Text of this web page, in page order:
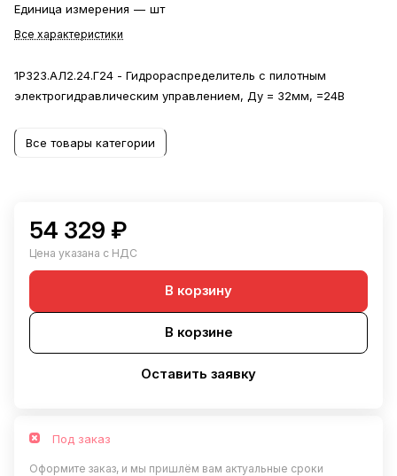
Единица измерения — шт
Все характеристики
1Р323.АЛ2.24.Г24 - Гидрораспределитель с пилотным
электрогидравлическим управлением, Ду = 32мм, =24В
Все товары категории
54 329 ₽
Цена указана с НДС
В корзину
В корзине
Оставить заявку
Под заказ
Оформите заказ, и мы пришлём вам актуальные сроки